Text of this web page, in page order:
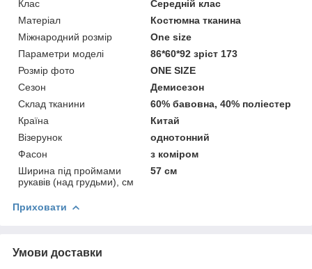
Клас
Середній клас
Матеріал
Костюмна тканина
Міжнародний розмір
One size
Параметри моделі
86*60*92 зріст 173
Розмір фото
ONE SIZE
Сезон
Демисезон
Склад тканини
60% бавовна, 40% поліестер
Країна
Китай
Візерунок
однотонний
Фасон
з коміром
Ширина під проймами
рукавів (над грудьми), см
57 см
Приховати
Умови доставки